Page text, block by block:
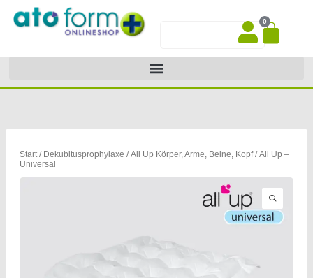
Inhalt
0
Start/ Dekubitusprophylaxe /All Up Körper, Arme, Beine, Kopf/ All Up –
Universal